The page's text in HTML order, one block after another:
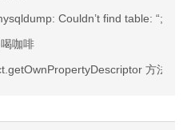
Couldn’t find table: “;”）
咖啡
方法